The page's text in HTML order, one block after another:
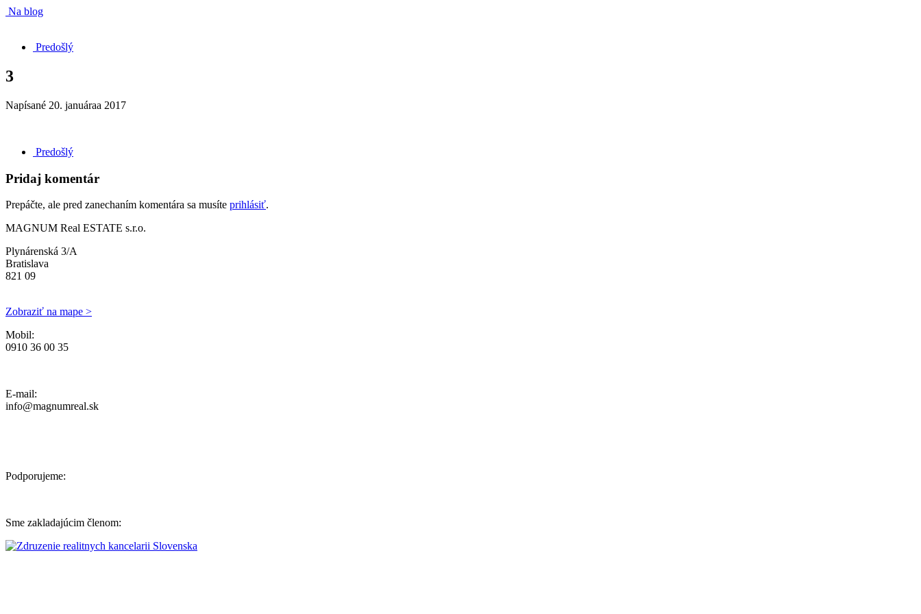
Na blog
Predošlý
3
Napísané 20. januáraa 2017
Predošlý
Pridaj komentár
Prepáčte, ale pred zanechaním komentára sa musíte prihlásiť.
MAGNUM Real ESTATE s.r.o.
Plynárenská 3/A
Bratislava
821 09
Zobraziť na mape >
Mobil:
0910 36 00 35
E-mail:
info@magnumreal.sk
Podporujeme:
Sme zakladajúcim členom: